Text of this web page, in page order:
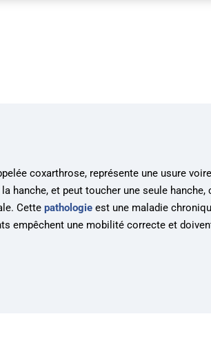
coxarthrose, représente une usure
hanche, et peut toucher une seule
Cette pathologieest une maladie
empêchent une mobilité correcte et